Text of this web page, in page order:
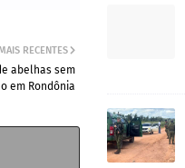
RECENTES
abelhas sem
em Rondônia